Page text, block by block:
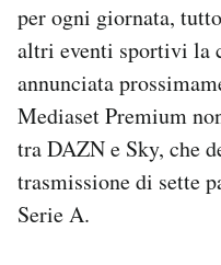
Hai bisogno di aiuto?
per ogni giornata,
altri eventi sportivi la
annunciata
Mediaset Premium
tra DAZN e Sky, che
trasmissione di sette
Serie A.